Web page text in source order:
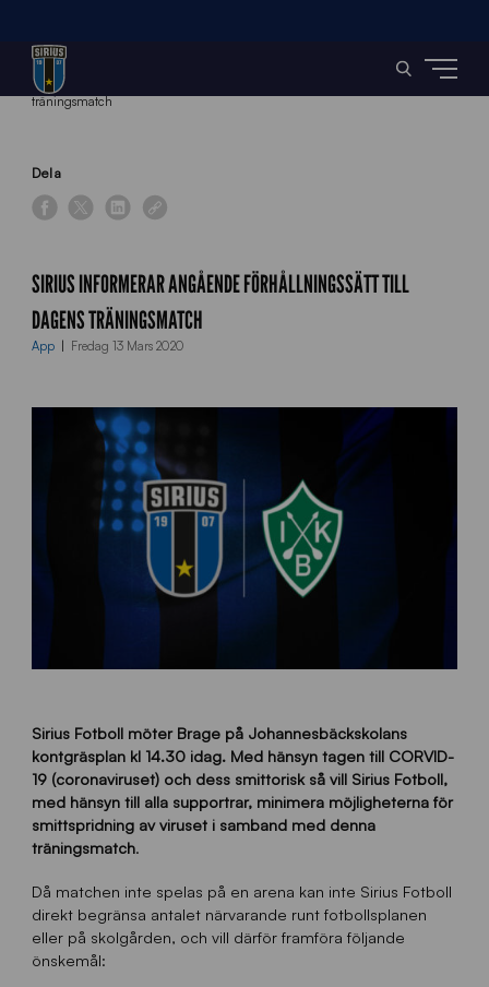
Home»
träningsmatch
Dela
SIRIUS INFORMERAR ANGÅENDE FÖRHÅLLNINGSSÄTT TILL
DAGENS TRÄNINGSMATCH
App Fredag 13 Mars 2020
Sirius Fotboll möter Brage på Johannesbäckskolans
kontgräsplan kl 14.30 idag. Med hänsyn tagen till CORVID-
19 (coronaviruset) och dess smittorisk så vill Sirius Fotboll,
med hänsyn till alla supportrar, minimera möjligheterna för
smittspridning av viruset i samband med denna
träningsmatch.
Då matchen inte spelas på en arena kan inte Sirius Fotboll
direkt begränsa antalet närvarande runt fotbollsplanen
eller på skolgården, och vill därför framföra följande
önskemål: